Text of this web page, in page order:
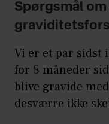
Spørgsmål
Vi er et par sidst
for 8 måneder
blive gravide
desværre ikke